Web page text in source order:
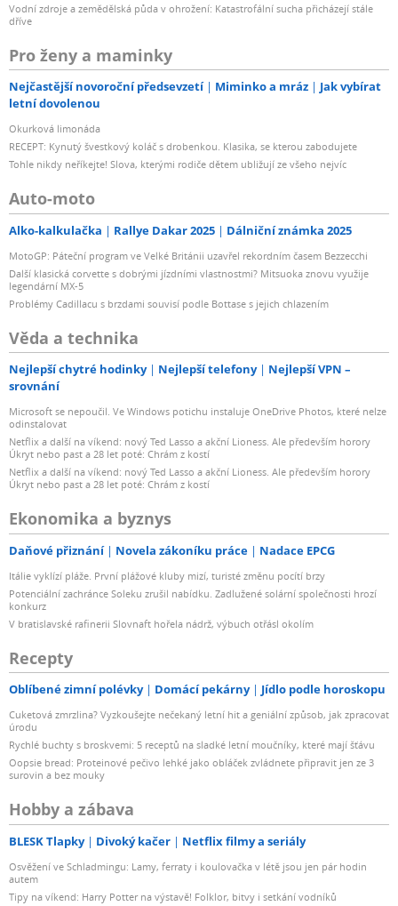
Vodní zdroje a zemědělská půda v ohrožení: Katastrofální sucha přicházejí stále
dříve
Pro ženy a maminky
Nejčastější novoroční předsevzetí Miminko a mráz
Jak vybírat
letní dovolenou
Okurková limonáda
RECEPT: Kynutý švestkový koláč s drobenkou. Klasika, se kterou zabodujete
Tohle nikdy neříkejte! Slova, kterými rodiče dětem ubližují ze všeho nejvíc
Auto-moto
Alko-kalkulačka Rallye Dakar 2025 Dálniční známka 2025
MotoGP: Páteční program ve Velké Británii uzavřel rekordním časem Bezzecchi
Další klasická corvette s dobrými jízdními vlastnostmi? Mitsuoka znovu využije
legendární MX-5
Problémy Cadillacu s brzdami souvisí podle Bottase s jejich chlazením
Věda a technika
Nejlepší chytré hodinky Nejlepší telefony
Nejlepší VPN –
srovnání
Microsoft se nepoučil. Ve Windows potichu instaluje OneDrive Photos, které nelze
odinstalovat
Netflix a další na víkend: nový Ted Lasso a akční Lioness. Ale především horory
Úkryt nebo past a 28 let poté: Chrám z kostí
Netflix a další na víkend: nový Ted Lasso a akční Lioness. Ale především horory
Úkryt nebo past a 28 let poté: Chrám z kostí
Ekonomika a byznys
Daňové přiznání Novela zákoníku práce Nadace EPCG
Itálie vyklízí pláže. První plážové kluby mizí, turisté změnu pocítí brzy
Potenciální zachránce Soleku zrušil nabídku. Zadlužené solární společnosti hrozí
konkurz
V bratislavské rafinerii Slovnaft hořela nádrž, výbuch otřásl okolím
Recepty
Oblíbené zimní polévky Domácí pekárny Jídlo podle horoskopu
Cuketová zmrzlina? Vyzkoušejte nečekaný letní hit a geniální způsob, jak zpracovat
úrodu
Rychlé buchty s broskvemi: 5 receptů na sladké letní moučníky, které mají šťávu
Oopsie bread: Proteinové pečivo lehké jako obláček zvládnete připravit jen ze 3
surovin a bez mouky
Hobby a zábava
BLESK Tlapky Divoký kačer Netflix filmy a seriály
Osvěžení ve Schladmingu: Lamy, ferraty i koulovačka v létě jsou jen pár hodin
autem
Tipy na víkend: Harry Potter na výstavě! Folklor, bitvy i setkání vodníků